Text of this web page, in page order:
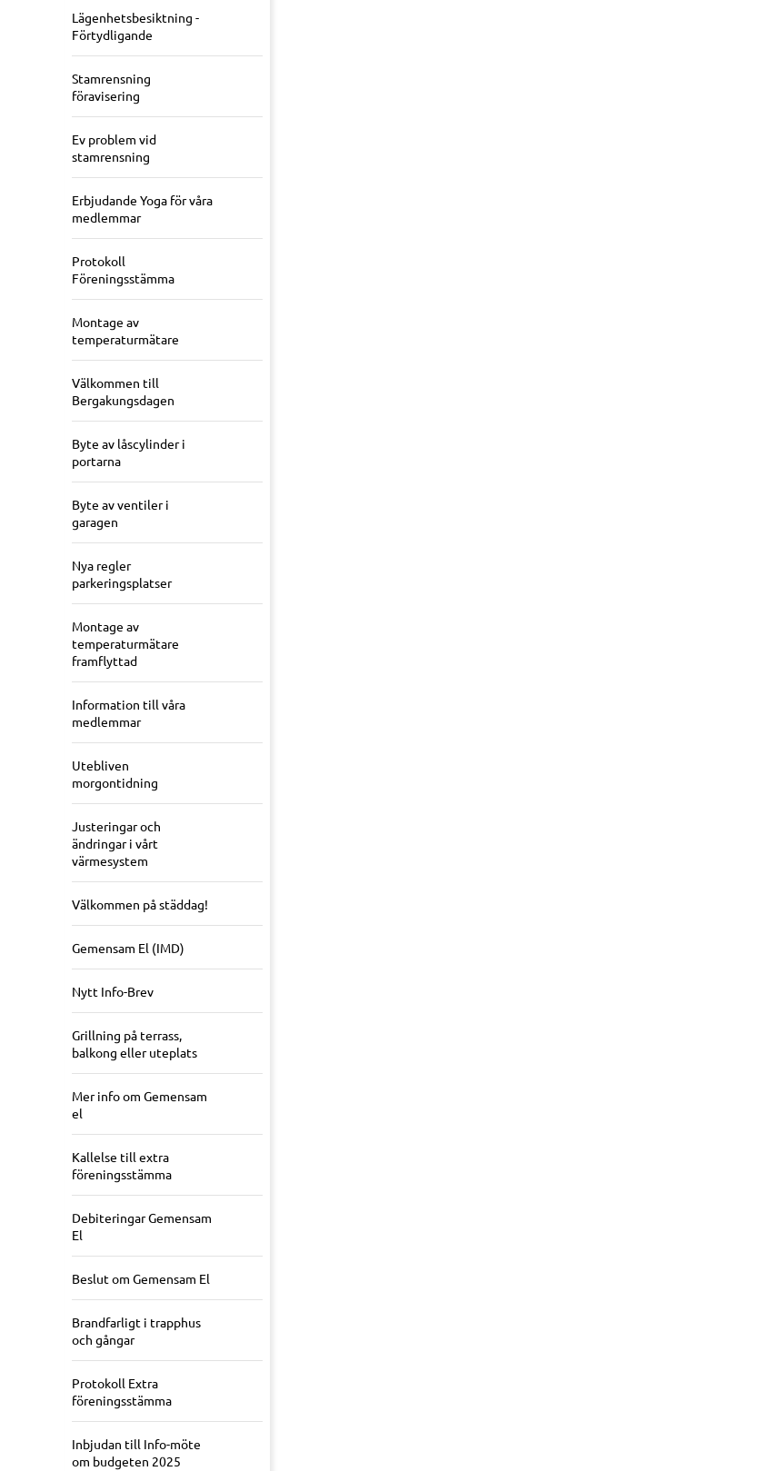
Lägenhetsbesiktning -
Förtydligande
Stamrensning
föravisering
Ev problem vid
stamrensning
Erbjudande Yoga för våra
medlemmar
Protokoll
Föreningsstämma
Montage av
temperaturmätare
Välkommen till
Bergakungsdagen
Byte av låscylinder i
portarna
Byte av ventiler i
garagen
Nya regler
parkeringsplatser
Montage av
temperaturmätare
framflyttad
Information till våra
medlemmar
Utebliven
morgontidning
Justeringar och
ändringar i vårt
värmesystem
Välkommen på städdag!
Gemensam El (IMD)
Nytt Info-Brev
Grillning på terrass,
balkong eller uteplats
Mer info om Gemensam
el
Kallelse till extra
föreningsstämma
Debiteringar Gemensam
El
Beslut om Gemensam El
Brandfarligt i trapphus
och gångar
Protokoll Extra
föreningsstämma
Inbjudan till Info-möte
om budgeten 2025